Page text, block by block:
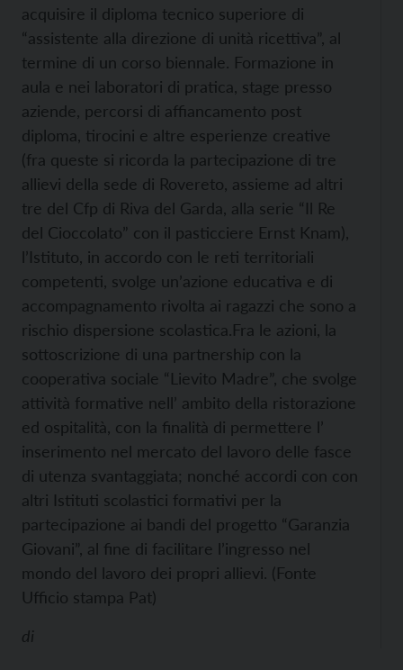
acquisire il diploma tecnico superiore di
“assistente alla direzione di unità ricettiva”, al
termine di un corso biennale. Formazione in
aula e nei laboratori di pratica, stage presso
aziende, percorsi di affiancamento post
diploma, tirocini e altre esperienze creative
(fra queste si ricorda la partecipazione di tre
allievi della sede di Rovereto, assieme ad altri
tre del Cfp di Riva del Garda, alla serie “Il Re
del Cioccolato” con il pasticciere Ernst Knam),
l’Istituto, in accordo con le reti territoriali
competenti, svolge un’azione educativa e di
accompagnamento rivolta ai ragazzi che sono a
rischio dispersione scolastica.Fra le azioni, la
sottoscrizione di una partnership con la
cooperativa sociale “Lievito Madre”, che svolge
attività formative nell’ ambito della ristorazione
ed ospitalità, con la finalità di permettere l’
inserimento nel mercato del lavoro delle fasce
di utenza svantaggiata; nonché accordi con con
altri Istituti scolastici formativi per la
partecipazione ai bandi del progetto “Garanzia
Giovani”, al fine di facilitare l’ingresso nel
mondo del lavoro dei propri allievi. (Fonte
Ufficio stampa Pat)
di